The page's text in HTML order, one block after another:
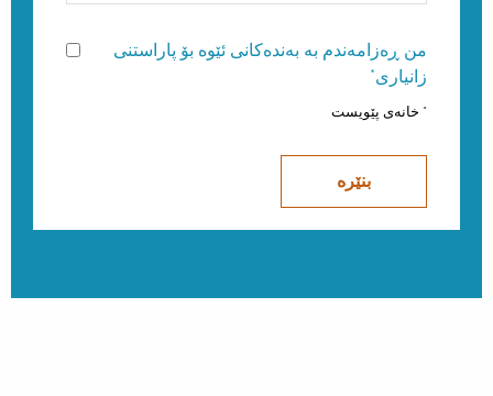
من ڕەزامەندم بە بەندەکانی ئێوە بۆ پاراستنی
زانیاری*
* خانەی پێویست
بنێرە